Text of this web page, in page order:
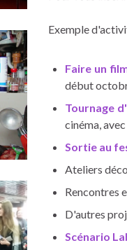
Exemple
Faire un
début
Tournage
cinéma,
Sortie au
Ateliers
Rencontres
D'autres
Scénario